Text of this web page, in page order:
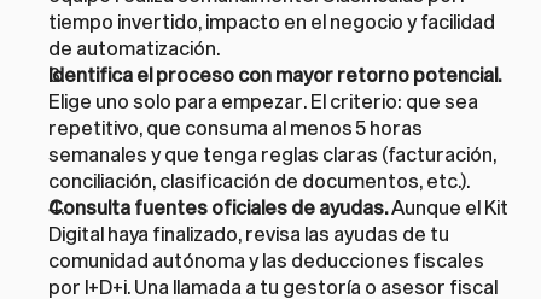
tiempo invertido, impacto en el negocio y facilidad
de automatización.
Identifica el proceso con mayor retorno potencial.
Elige uno solo para empezar. El criterio: que sea
repetitivo, que consuma al menos 5 horas
semanales y que tenga reglas claras (facturación,
conciliación, clasificación de documentos, etc.).
Consulta fuentes oficiales de ayudas. Aunque el Kit
Digital haya finalizado, revisa las ayudas de tu
comunidad autónoma y las deducciones fiscales
por I+D+i. Una llamada a tu gestoría o asesor fiscal